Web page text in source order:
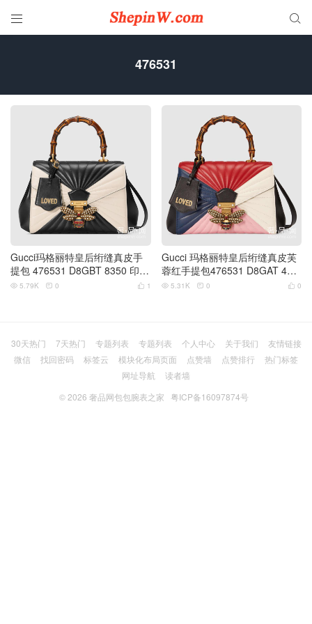
 
476531
Gucci玛格丽特皇后绗缝真皮手
提包 476531 D8GBT 8350 印“L
oved”
 1
 5.79K  0
Gucci 玛格丽特皇后绗缝真皮芙
蓉红手提包476531 D8GAT 419
7
 0
 5.31K  0
30天热门 7天热门 专题列表 专题列表 个人中心 关于我们
友情链接
微信
找回密码 标签云 模块化布局页面 点赞墙 点赞排行
热门标签
网址导航
读者墙
© 2026 奢品网包包腕表之家 粤ICP备16097874号